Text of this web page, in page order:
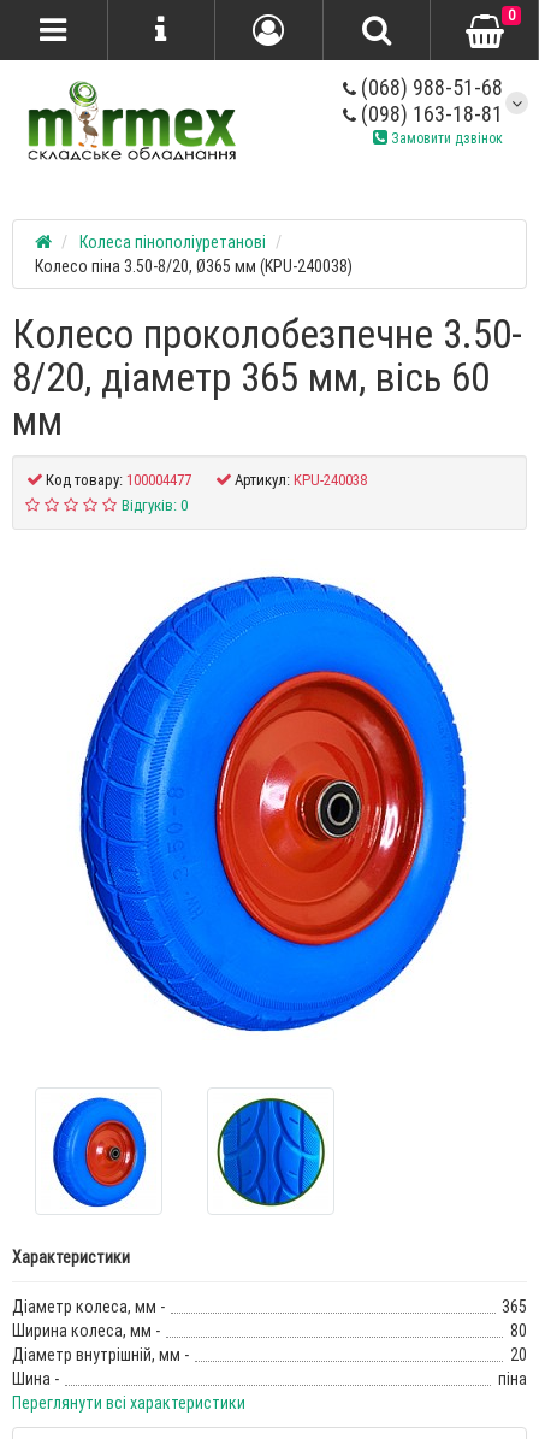
(068) 988-51-68
(098) 163-18-81
Замовити дзвінок
0
Колеса пінополіуретанові
Колесо піна 3.50-8/20, Ø365 мм (KPU-240038)
Колесо проколобезпечне 3.50-
8/20, діаметр 365 мм, вісь 60
мм
Код товару:100004477 Артикул:KPU-240038
Відгуків: 0
Характеристики
Діаметр колеса, мм -
365
Ширина колеса, мм -
80
Діаметр внутрішній, мм -
20
Шина -
піна
Переглянути всі характеристики